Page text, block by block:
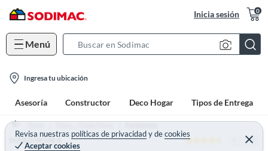
Inicia sesión 0
Menú
c
h
B
a
Ingresa tu ubicación
Asesoría Constructor Deco Hogar Tipos de Entrega
Revisa nuestras políticas de privacidadydecookies
Aceptar cookies
C
e
Home Mujer - Moda Mujer Pantalones
HARDWORK 4.7 (48)